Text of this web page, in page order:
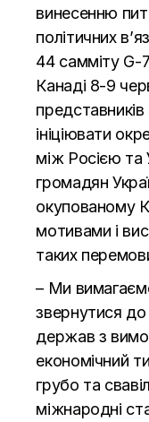
винесенню
політичних
44 самміту G-
Канаді 8-9
ініціювати
між Росією та
громадян
окупованому
мотивами і
таких
– Ми
звернутися до
держав з
економічний
грубо та
міжнародні